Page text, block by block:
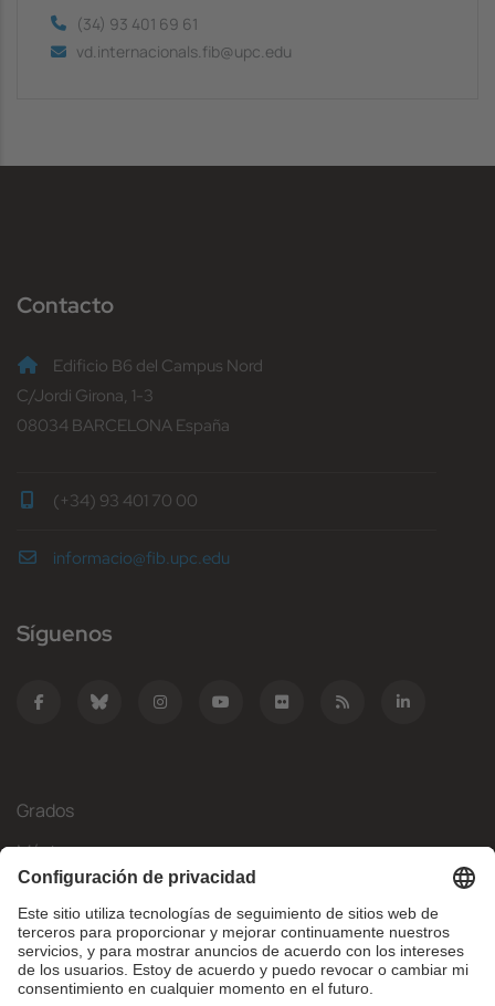
(34) 93 401 69 61
vd.internacionals.fib@upc.edu
Contacto
Edificio B6 del Campus Nord
C/Jordi Girona, 1-3
08034 BARCELONA España
(+34) 93 401 70 00
informacio@fib.upc.edu
Síguenos
Grados
Másteres
Movilidad Internacional
Investigación
Empresa